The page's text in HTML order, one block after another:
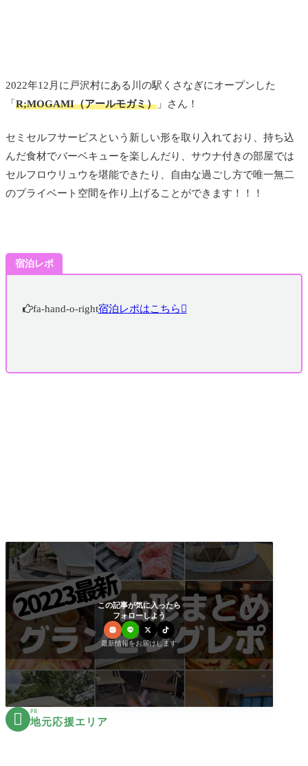
2022年12月に戸沢村にある川の駅くさなぎにオープンした
「 R;MOGAMI（アールモガミ） 」 さん！
セミセルフサービス という新しい形を取り入れており、持ち込
んだ食材でバーベキューを楽しんだり、サウナ付きの部屋では
セルフロウリュウを堪能できたり、自由な過ごし方で唯一無二
のプライベート空間を作り上げることができます！！！
宿泊レポ
fa-hand-o-right宿泊レポはこちら
この記事が気に入ったら
フォローしよう
最新情報をお届けします
 PR
地元応援エリア